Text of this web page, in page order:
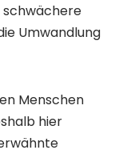
schwächere
Umwandlung
Menschen
hier